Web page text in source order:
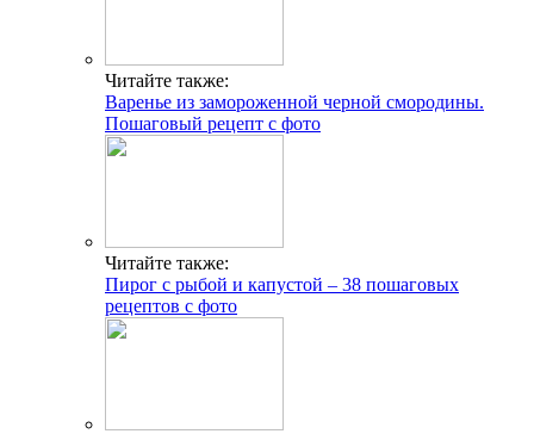
Читайте также:
Варенье из замороженной черной смородины.
Пошаговый рецепт с фото
Читайте также:
Пирог с рыбой и капустой – 38 пошаговых
рецептов с фото